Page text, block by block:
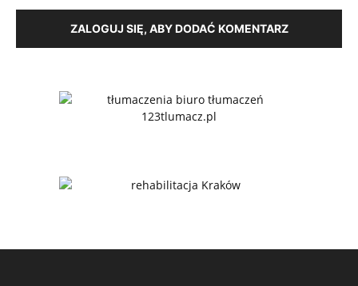
ZALOGUJ SIĘ, ABY DODAĆ KOMENTARZ